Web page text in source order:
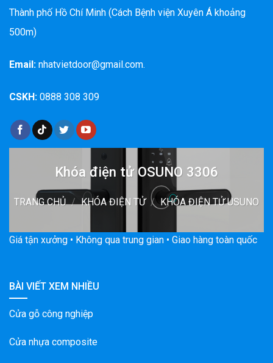
Thành phố Hồ Chí Minh (Cách Bệnh viện Xuyên Á khoảng
500m)
Email: nhatvietdoor@gmail.com.
CSKH: 0888 308 309
Khóa điện tử OSUNO 3306
TRANG CHỦ / KHÓA ĐIỆN TỬ / KHÓA ĐIỆN TỬ USUNO
Giá tận xưởng • Không qua trung gian • Giao hàng toàn quốc
BÀI VIẾT XEM NHIỀU
Cửa gỗ công nghiệp
Cửa nhựa composite